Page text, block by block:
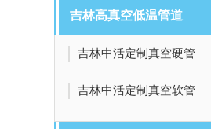
吉林高真空低温管道
吉林中活定制真空硬管
吉林中活定制真空软管